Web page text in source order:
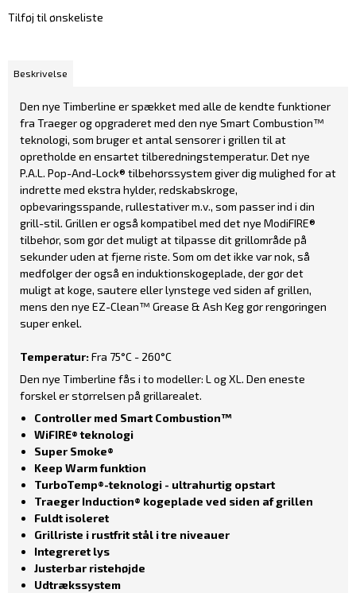
Tilføj til ønskeliste
Beskrivelse
Den nye Timberline er spækket med alle de kendte funktioner
fra Traeger og opgraderet med den nye Smart Combustion™
teknologi, som bruger et antal sensorer i grillen til at
opretholde en ensartet tilberedningstemperatur. Det nye
P.A.L. Pop-And-Lock® tilbehørssystem giver dig mulighed for at
indrette med ekstra hylder, redskabskroge,
opbevaringsspande, rullestativer m.v., som passer ind i din
grill-stil. Grillen er også kompatibel med det nye ModiFIRE®
tilbehør, som gør det muligt at tilpasse dit grillområde på
sekunder uden at fjerne riste. Som om det ikke var nok, så
medfølger der også en induktionskogeplade, der gør det
muligt at koge, sautere eller lynstege ved siden af grillen,
mens den nye EZ-Clean™ Grease & Ash Keg gør rengøringen
super enkel.
Temperatur: Fra 75°C - 260°C
Den nye Timberline fås i to modeller: L og XL. Den eneste
forskel er størrelsen på grillarealet.
Controller med Smart Combustion™
WiFIRE® teknologi
Super Smoke®
Keep Warm funktion
TurboTemp®-teknologi - ultrahurtig opstart
Traeger Induction® kogeplade ved siden af grillen
Fuldt isoleret
Grillriste i rustfrit stål i tre niveauer
Integreret lys
Justerbar ristehøjde
Udtrækssystem